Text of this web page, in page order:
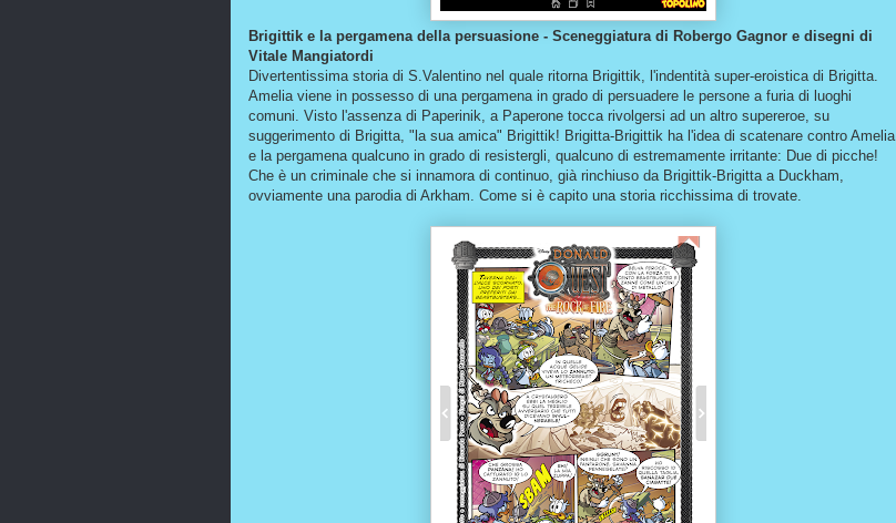
Brigittik e la pergamena della persuasione - Sceneggiatura di Robergo Gagnor e disegni di
Vitale Mangiatordi
Divertentissima storia di S.Valentino nel quale ritorna Brigittik, l'indentità super-eroistica di Brigitta.
Amelia viene in possesso di una pergamena in grado di persuadere le persone a furia di luoghi
comuni. Visto l'assenza di Paperinik, a Paperone tocca rivolgersi ad un altro supereroe, su
suggerimento di Brigitta, "la sua amica" Brigittik! Brigitta-Brigittik ha l'idea di scatenare contro Amelia
e la pergamena qualcuno in grado di resistergli, qualcuno di estremamente irritante: Due di picche!
Che è un criminale che si innamora di continuo, già rinchiuso da Brigittik-Brigitta a Duckham,
ovviamente una parodia di Arkham. Come si è capito una storia ricchissima di trovate.